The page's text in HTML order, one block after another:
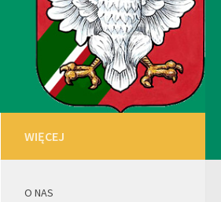
WIĘCEJ
O NAS